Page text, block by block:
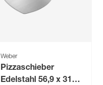
Weber
Pizzaschieber
Edelstahl 56,9 x 31,5